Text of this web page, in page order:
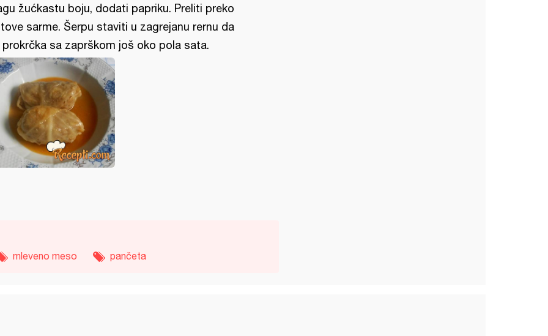
žućkastu boju, dodati papriku. Preliti preko
sarme. Šerpu staviti u zagrejanu rernu da
prokrčka sa zaprškom još oko pola sata.
mleveno meso pančeta